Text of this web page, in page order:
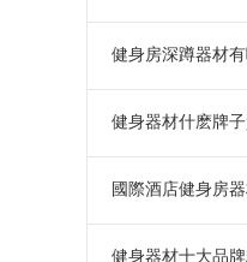
健身房深蹲器材
健身器材什麽牌
國際酒店健身房